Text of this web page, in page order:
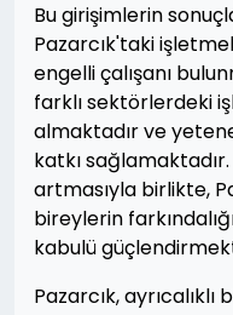
Bu girişimlerin
Pazarcık'taki
engelli çalışanı
farklı sektörlerdeki
almaktadır ve
katkı
artmasıyla birlikte,
bireylerin
kabulü
Pazarcık,